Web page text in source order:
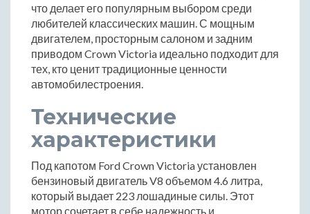
что делает его популярным выбором среди
любителей классических машин. С мощным
двигателем, просторным салоном и задним
приводом Crown Victoria идеально подходит для
тех, кто ценит традиционные ценности
автомобилестроения.
Технические
характеристики
Под капотом Ford Crown Victoria установлен
бензиновый двигатель V8 объемом 4.6 литра,
который выдает 223 лошадиные силы. Этот
мотор сочетает в себе надежность и